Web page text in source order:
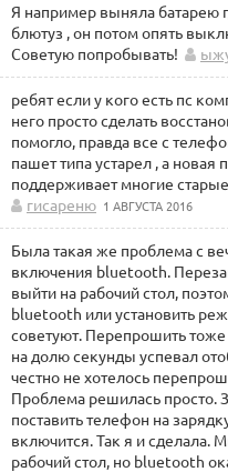
Я например выняла батарею
блютуз , он потом опять
Советую попробывать!
ребят если у кого есть пс
него просто сделать
помогло, правда все с
пашет типа устарел , а
поддерживает многие
гисареню 1 АВГУСТА 2016
Была такая же проблема с
включения bluetooth.
выйти на рабочий стол,
bluetooth или установить
советуют. Перепрошить тоже
на долю секунды успевал
честно не хотелось
Проблема решилась просто.
поставить телефон на
включится. Так я и сделала.
рабочий стол, но bluetooth